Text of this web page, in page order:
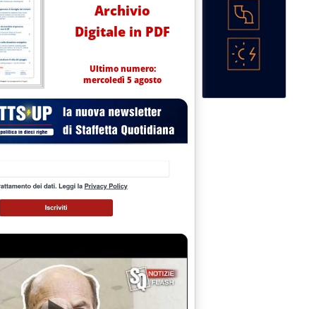
alle 12.38.
Archivio
Digitale in PDF
Ultimo numero:
mercoledì 5 agosto